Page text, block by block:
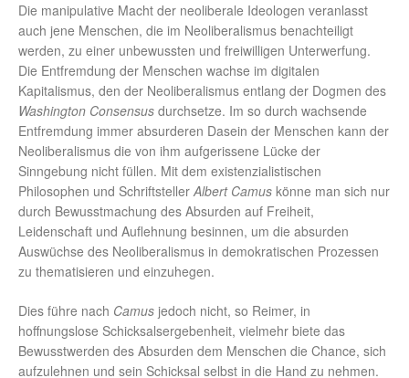
Die manipulative Macht der neoliberale Ideologen veranlasst
auch jene Menschen, die im Neoliberalismus benachteiligt
werden, zu einer unbewussten und freiwilligen Unterwerfung.
Die Entfremdung der Menschen wachse im digitalen
Kapitalismus, den der Neoliberalismus entlang der Dogmen des
Washington Consensus durchsetze. Im so durch wachsende
Entfremdung immer absurderen Dasein der Menschen kann der
Neoliberalismus die von ihm aufgerissene Lücke der
Sinngebung nicht füllen. Mit dem existenzialistischen
Philosophen und SchriftstellerAlbert Camus könne man sich nur
durch Bewusstmachung des Absurden auf Freiheit,
Leidenschaft und Auflehnung besinnen, um die absurden
Auswüchse des Neoliberalismus in demokratischen Prozessen
zu thematisieren und einzuhegen.
Dies führe nach Camus jedoch nicht, so Reimer, in
hoffnungslose Schicksalsergebenheit, vielmehr biete das
Bewusstwerden des Absurden dem Menschen die Chance, sich
aufzulehnen und sein Schicksal selbst in die Hand zu nehmen.